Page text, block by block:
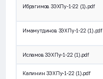
Ибрагимов ЗЭХПу-1-22 (1).pdf
Имамутдинов ЗЭХПу-1-22 (1).pdf
Исламов ЗЭХПу-1-22 (1).pdf
Калинин ЗЭХПу-1-22 (1).pdf